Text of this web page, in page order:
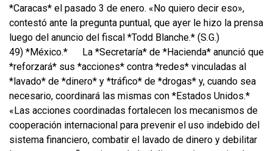
*Caracas* el pasado 3 de enero. «No quiero decir eso»,
contestó ante la pregunta puntual, que ayer le hizo la prensa
luego del anuncio del fiscal *Todd Blanche.* (S.G.)
49) *México.*
La *Secretaría* de *Hacienda* anunció que
*reforzará* sus *acciones* contra *redes* vinculadas al
*lavado* de *dinero* y *tráfico* de *drogas* y, cuando sea
necesario, coordinará las mismas con *Estados Unidos.*
«Las acciones coordinadas fortalecen los mecanismos de
cooperación internacional para prevenir el uso indebido del
sistema financiero, combatir el lavado de dinero y debilitar